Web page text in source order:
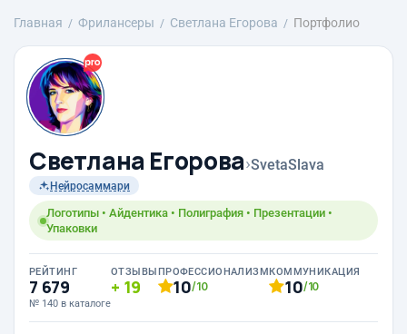
Главная Фрилансеры Светлана Егорова Портфолио
Светлана Егорова›SvetaSlava
Нейросаммари
Логотипы • Айдентика • Полиграфия • Презентации •
Упаковки
РЕЙТИНГ
7 679
№ 140 в каталоге
ОТЗЫВЫ
19
ПРОФЕССИОНАЛИЗМ
10/10
КОММУНИКАЦИЯ
10/10